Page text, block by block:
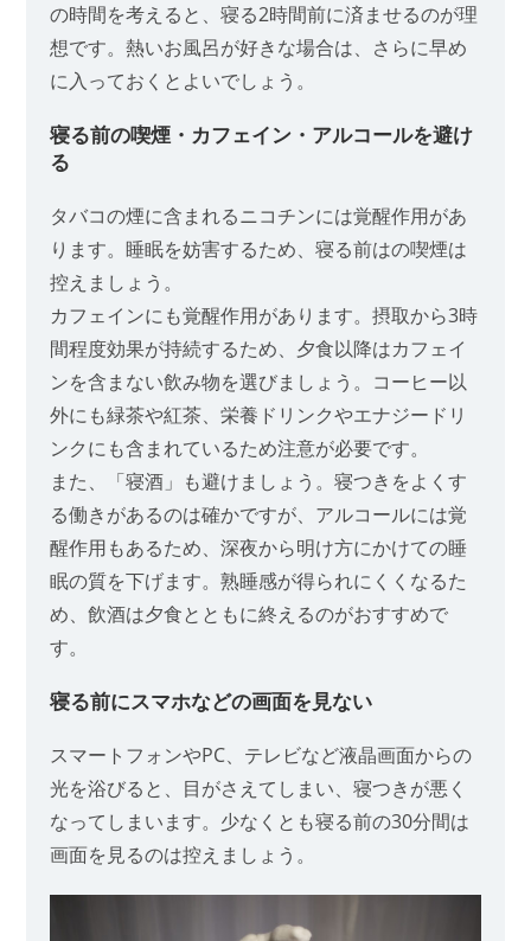
の時間を考えると、寝る2時間前に済ませるのが理
想です。熱いお風呂が好きな場合は、さらに早め
に入っておくとよいでしょう。
寝る前の喫煙・カフェイン・アルコールを避け
る
タバコの煙に含まれるニコチンには覚醒作用があ
ります。睡眠を妨害するため、寝る前はの喫煙は
控えましょう。
カフェインにも覚醒作用があります。摂取から3時
間程度効果が持続するため、夕食以降はカフェイ
ンを含まない飲み物を選びましょう。コーヒー以
外にも緑茶や紅茶、栄養ドリンクやエナジードリ
ンクにも含まれているため注意が必要です。
また、「寝酒」も避けましょう。寝つきをよくす
る働きがあるのは確かですが、アルコールには覚
醒作用もあるため、深夜から明け方にかけての睡
眠の質を下げます。熟睡感が得られにくくなるた
め、飲酒は夕食とともに終えるのがおすすめで
す。
寝る前にスマホなどの画面を見ない
スマートフォンやPC、テレビなど液晶画面からの
光を浴びると、目がさえてしまい、寝つきが悪く
なってしまいます。少なくとも寝る前の30分間は
画面を見るのは控えましょう。